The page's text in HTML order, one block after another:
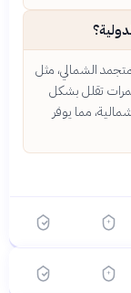
الشمالي، مثل
تقلل بشكل
مما يوفر؟الشهر الماضي
ابدأ ←